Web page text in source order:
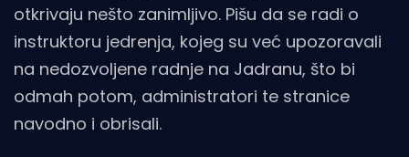
otkrivaju nešto zanimljivo. Pišu da se radi o
instruktoru jedrenja, kojeg su već upozoravali
na nedozvoljene radnje na Jadranu, što bi
odmah potom, administratori te stranice
navodno i obrisali.